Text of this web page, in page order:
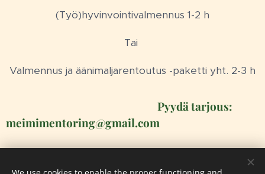
(Työ)hyvinvointivalmennus 1-2 h
Tai
Valmennus ja äänimaljarentoutus -paketti yht. 2-3 h
Pyydä tarjous:
meimimentoring@gmail.com
Yhteystiedot